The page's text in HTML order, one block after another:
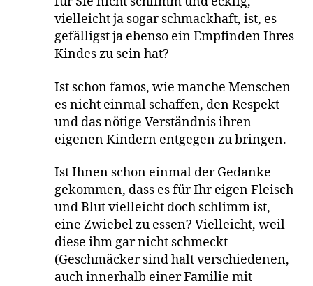
vielleicht ja sogar schmackhaft, ist, es
gefälligst ja ebenso ein Empfinden Ihres
Kindes zu sein hat?
Ist schon famos, wie manche Menschen
es nicht einmal schaffen, den Respekt
und das nötige Verständnis ihren
eigenen Kindern entgegen zu bringen.
Ist Ihnen schon einmal der Gedanke
gekommen, dass es für Ihr eigen Fleisch
und Blut vielleicht doch schlimm ist,
eine Zwiebel zu essen? Vielleicht, weil
diese ihm gar nicht schmeckt
(Geschmäcker sind halt verschiedenen,
auch innerhalb einer Familie mit